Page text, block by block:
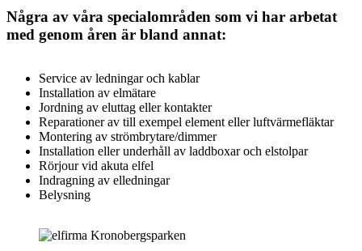
Några av våra specialområden som vi har arbetat
med genom åren är bland annat:
Service av ledningar och kablar
Installation av elmätare
Jordning av eluttag eller kontakter
Reparationer av till exempel element eller luftvärmefläktar
Montering av strömbrytare/dimmer
Installation eller underhåll av laddboxar och elstolpar
Rörjour vid akuta elfel
Indragning av elledningar
Belysning